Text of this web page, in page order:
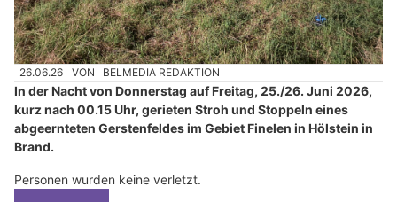
26.06.26 VON BELMEDIA REDAKTION
In der Nacht von Donnerstag auf Freitag, 25./26. Juni 2026,
kurz nach 00.15 Uhr, gerieten Stroh und Stoppeln eines
abgeernteten Gerstenfeldes im Gebiet Finelen in Hölstein in
Brand.
Personen wurden keine verletzt.